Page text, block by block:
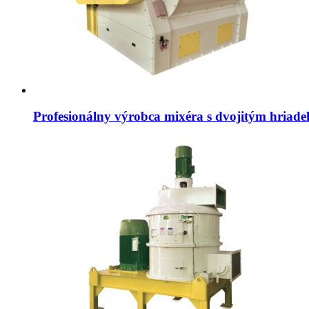
Profesionálny výrobca mixéra s dvojitým